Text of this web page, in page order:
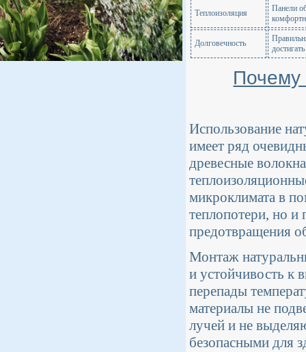
Теплоизоляция
Панели
Долговечность
Почему
Использование
имеет ряд
древесные
микроклимата в
теплопотери, но
предотвращения
Монтаж
и устойчивость к
перепады
материалы не
лучей и не
безопасными для